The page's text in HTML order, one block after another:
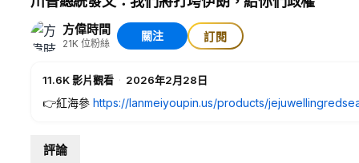
方偉時間
21K 位粉絲
關注 訂閱
11.6K影片觀看 · 2026年2月28日
👉紅海參 https://lanmeiyoupin.us/products/
🔥 第二個月起約 8 折，更省錢又省心 💪
評論